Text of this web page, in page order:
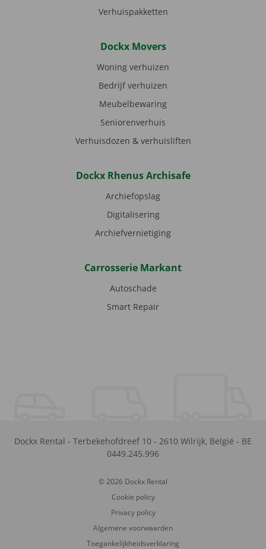
Verhuispakketten
Dockx Movers
Woning verhuizen
Bedrijf verhuizen
Meubelbewaring
Seniorenverhuis
Verhuisdozen & verhuisliften
Dockx Rhenus Archisafe
Archiefopslag
Digitalisering
Archiefvernietiging
Carrosserie Markant
Autoschade
Smart Repair
Dockx Rental - Terbekehofdreef 10 - 2610 Wilrijk, België - BE
0449.245.996
© 2026 Dockx Rental
Cookie policy
Privacy policy
Algemene voorwaarden
Toegankelijkheidsverklaring